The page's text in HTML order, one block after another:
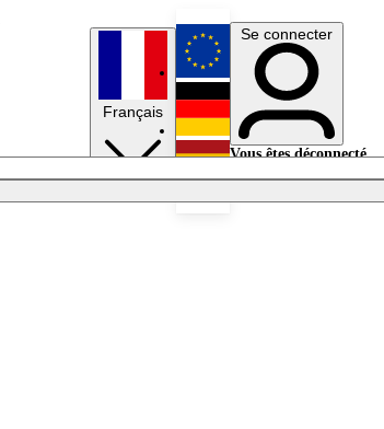
Français
English
Deutsch
Se connecter
Vous êtes déconnecté.